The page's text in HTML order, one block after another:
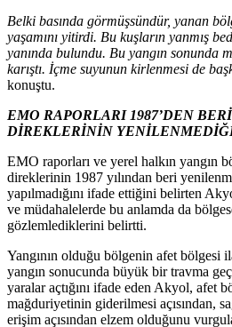
Belki basında görmüşsündür, yanan
yaşamını yitirdi. Bu kuşların yanmış
yanında bulundu. Bu yangın sonunda
karıştı. İçme suyunun kirlenmesi de
konuştu.
EMO RAPORLARI 1987’DEN
DİREKLERİNİN
EMO raporları ve yerel halkın yangın
direklerinin 1987 yılından beri
yapılmadığını ifade ettiğini belirten
ve müdahalelerde bu anlamda da
gözlemlediklerini belirtti.
Yangının olduğu bölgenin afet bölgesi
yangın sonucunda büyük bir travma
yaralar açtığını ifade eden Akyol, afet
mağduriyetinin giderilmesi açısından,
erişim açısından elzem olduğunu